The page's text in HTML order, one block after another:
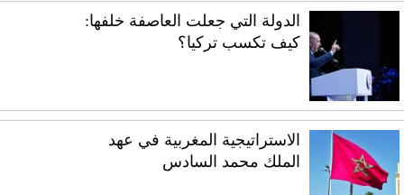
الدولة التي جعلت العاصفة خلفها:
كيف تكسب تركيا؟
الاستراتيجية المغربية في عهد
الملك محمد السادس